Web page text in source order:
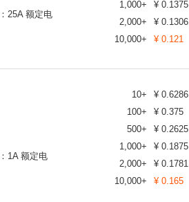
25A 额定电
1,000+ ¥ 0.1375
2,000+ ¥ 0.1306
10,000+ ¥ 0.121
1A 额定电
10+ ¥ 0.6286
100+ ¥ 0.375
500+ ¥ 0.2625
1,000+ ¥ 0.1875
2,000+ ¥ 0.1781
10,000+ ¥ 0.165